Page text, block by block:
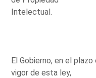
Intelectual.
El Gobierno, en el
vigor de esta ley,